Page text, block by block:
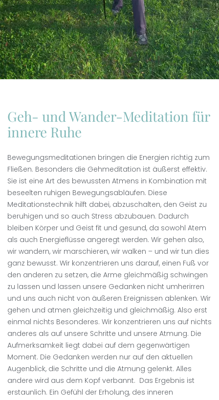
Geh- und Wander-Meditation für
innere Ruhe
Bewegungsmeditationen bringen die Energien richtig zum
Fließen. Besonders die Gehmeditation ist äußerst effektiv.
Sie ist eine Art des bewussten Atmens in Kombination mit
beseelten ruhigen Bewegungsabläufen. Diese
Meditationstechnik hilft dabei, abzuschalten, den Geist zu
beruhigen und so auch Stress abzubauen. Dadurch
bleiben Körper und Geist fit und gesund, da sowohl Atem
als auch Energieflüsse angeregt werden. Wir gehen also,
wir wandern, wir marschieren, wir walken – und wir tun dies
ganz bewusst. Wir konzentrieren uns darauf, einen Fuß vor
den anderen zu setzen, die Arme gleichmäßig schwingen
zu lassen und lassen unsere Gedanken nicht umherirren
und uns auch nicht von äußeren Ereignissen ablenken. Wir
gehen und atmen gleichzeitig und gleichmäßig. Also erst
einmal nichts Besonderes. Wir konzentrieren uns auf nichts
anderes als auf unsere Schritte und unsere Atmung. Die
Aufmerksamkeit liegt dabei auf dem gegenwärtigen
Moment. Die Gedanken werden nur auf den aktuellen
Augenblick, die Schritte und die Atmung gelenkt. Alles
andere wird aus dem Kopf verbannt. Das Ergebnis ist
erstaunlich. Ein Gefühl der Erholung, des inneren